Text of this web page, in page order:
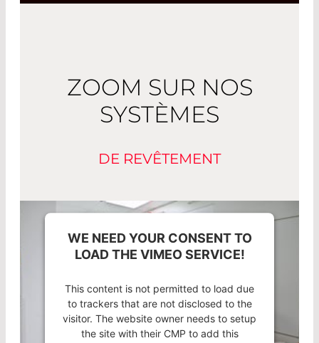
ZOOM SUR NOS
SYSTÈMES
DE REVÊTEMENT
WE NEED YOUR CONSENT TO
LOAD THE VIMEO SERVICE!
This content is not permitted to load due
to trackers that are not disclosed to the
visitor. The website owner needs to setup
the site with their CMP to add this